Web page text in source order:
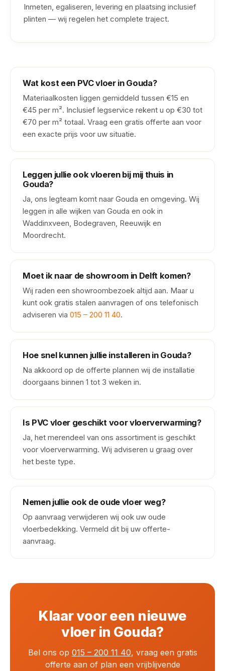
Inmeten, egaliseren, levering en plaatsing inclusief
plinten — wij regelen het complete traject.
Wat kost een PVC vloer in Gouda?
Materiaalkosten liggen gemiddeld tussen €15 en
€45 per m². Inclusief legservice rekent u op €30 tot
€70 per m² totaal. Vraag een gratis offerte aan voor
een exacte prijs voor uw situatie.
Leggen jullie ook vloeren bij mij thuis in
Gouda?
Ja, ons legteam komt naar Gouda en omgeving. Wij
leggen in alle wijken van Gouda en ook in
Waddinxveen, Bodegraven, Reeuwijk en
Moordrecht.
Moet ik naar de showroom in Delft komen?
Wij raden een showroombezoek altijd aan. Maar u
kunt ook gratis stalen aanvragen of ons telefonisch
adviseren via 015 – 200 11 40.
Hoe snel kunnen jullie installeren in Gouda?
Na akkoord op de offerte plannen wij de installatie
doorgaans binnen 1 tot 3 weken in.
Is PVC vloer geschikt voor vloerverwarming?
Ja, het merendeel van ons assortiment is geschikt
voor vloerverwarming. Wij adviseren u graag over
het beste type.
Nemen jullie ook de oude vloer weg?
Op aanvraag verwijderen wij ook uw oude
vloerbedekking. Vermeld dit bij uw offerte-
aanvraag.
Klaar voor een nieuwe
vloer in Gouda?
Bel ons op 015 – 200 11 40, vraag een gratis
offerte aan of plan een vrijblijvende